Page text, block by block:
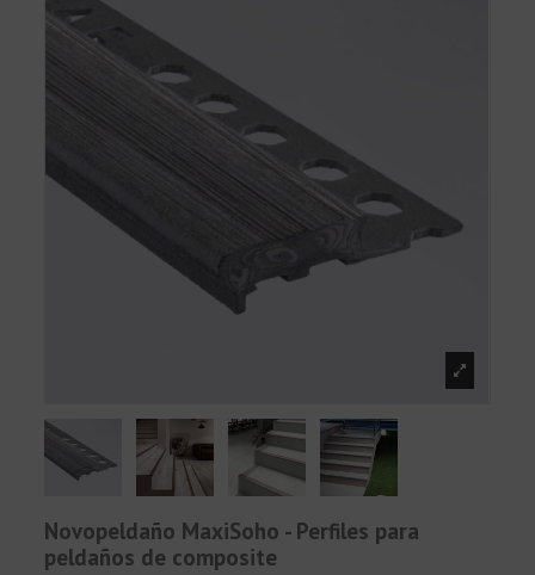
Novopeldaño MaxiSoho - Perfiles para
peldaños de composite